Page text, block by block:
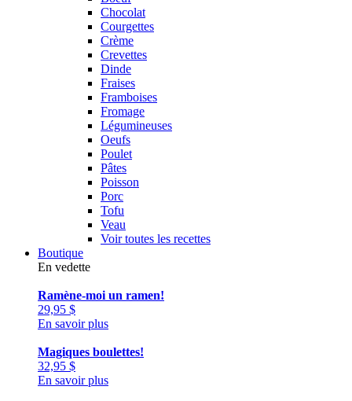
Chocolat
Courgettes
Crème
Crevettes
Dinde
Fraises
Framboises
Fromage
Légumineuses
Oeufs
Poulet
Pâtes
Poisson
Porc
Tofu
Veau
Voir toutes les recettes
Boutique
En vedette
Ramène-moi un ramen!
29,95 $
En savoir plus
Magiques boulettes!
32,95 $
En savoir plus